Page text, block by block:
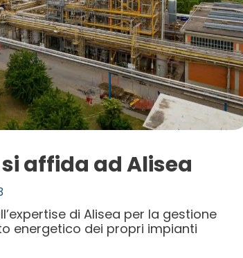
affida ad Alisea
di Alisea per la gestione
energetico dei propri impianti